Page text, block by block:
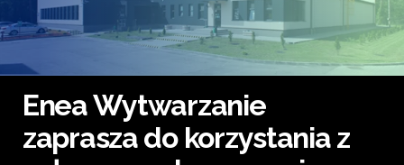
Enea Wytwarzanie
zaprasza do korzystania z